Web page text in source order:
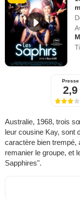
Presse
2,9
Australie, 1968, trois
leur cousine Kay, sont
caractère bien trempé,
remanier le groupe, et
Sapphires".